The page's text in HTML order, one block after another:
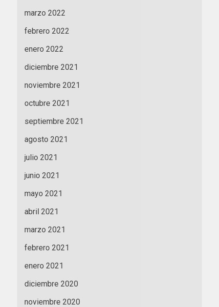
marzo 2022
febrero 2022
enero 2022
diciembre 2021
noviembre 2021
octubre 2021
septiembre 2021
agosto 2021
julio 2021
junio 2021
mayo 2021
abril 2021
marzo 2021
febrero 2021
enero 2021
diciembre 2020
noviembre 2020